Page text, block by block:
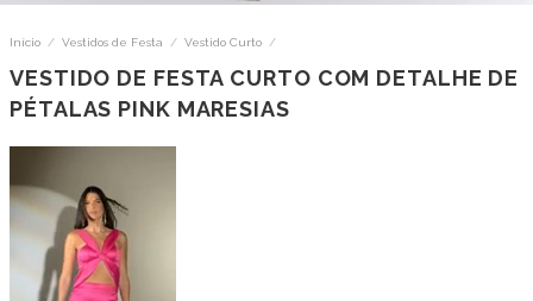
Início / Vestidos de Festa / Vestido Curto /
VESTIDO DE FESTA CURTO COM DETALHE DE
PÉTALAS PINK MARESIAS